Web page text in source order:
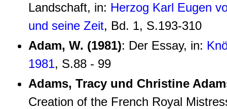
Landschaft, in: Herzog Karl Eugen
und seine Zeit, Bd. 1, S.193-310
Adam, W. (1981): Der Essay, in:
1981, S.88 - 99
Adams, Tracy und Christine
Creation of the French Royal